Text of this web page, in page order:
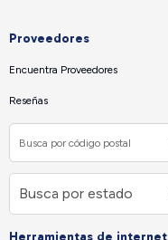
Proveedores
Encuentra Proveedores
Reseñas
Herramientas de internet